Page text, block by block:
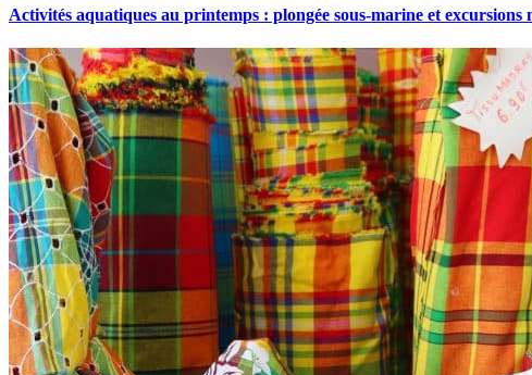
Activités aquatiques au printemps : plongée sous-marine et excursions